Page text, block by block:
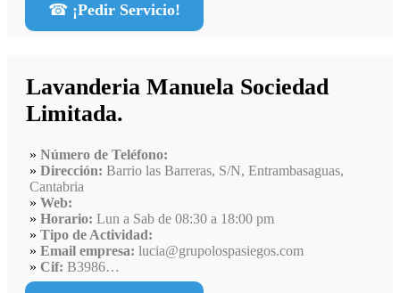
☎ ¡Pedir Servicio!
Lavanderia Manuela Sociedad
Limitada.
Número de Teléfono:
Dirección: Barrio las Barreras, S/N, Entrambasaguas,
Cantabria
Web:
Horario: Lun a Sab de 08:30 a 18:00 pm
Tipo de Actividad:
Email empresa: lucia@grupolospasiegos.com
Cif: B3986…